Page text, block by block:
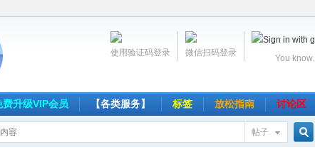
You know.
微信扫码登录
使用验证码登录
费升级VIP会员 【各类服务】 标签 放松指南 讨论区
帖子